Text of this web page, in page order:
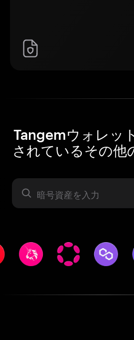
Tangemウォレッ
されているその他
暗号資産